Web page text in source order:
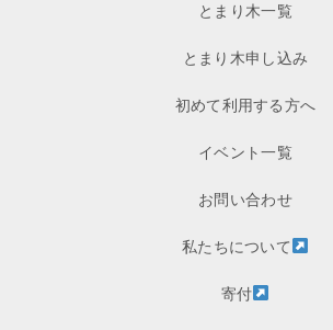
とまり木一覧
とまり木申し込み
初めて利用する方へ
イベント一覧
お問い合わせ
私たちについて
寄付